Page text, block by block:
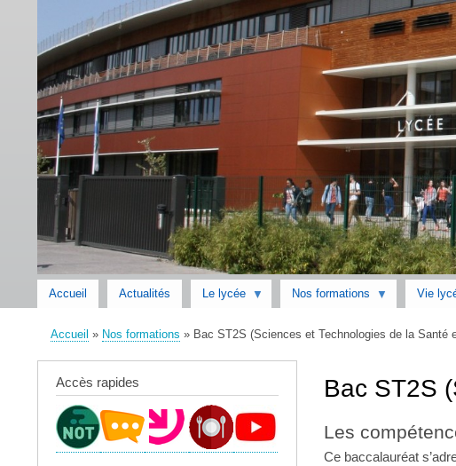
Accueil Actualités Le lycée Nos formations Vie
Accueil Nos formations Bac ST2S (Sciences et Technologies de la Santé
Bac ST2S
Les
Ce baccalauréat
Accès rapides